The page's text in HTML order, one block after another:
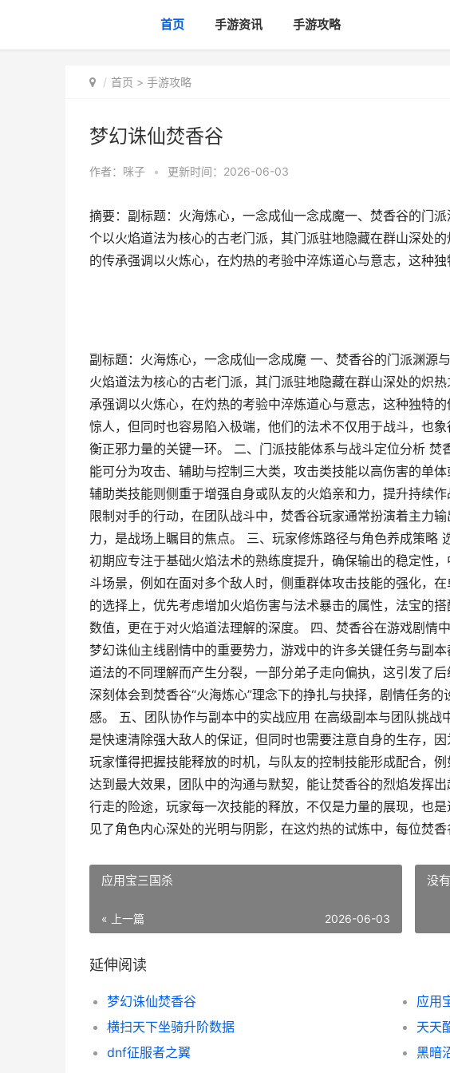
首页 手游资讯 手游攻略
首页 > 手游攻略
梦幻诛仙焚香谷
作者： 咪子 • 更新时间：2026-06-03
摘要：副标题：火海炼心，一念成仙一念成魔一、焚香谷的门
个以火焰道法为核心的古老门派，其门派驻地隐藏在群山深处
的传承强调以火炼心，在灼热的考验中淬炼道心与意志，这种
副标题：火海炼心，一念成仙一念成魔 一、焚香谷的门派渊源
火焰道法为核心的古老门派，其门派驻地隐藏在群山深处的炽
承强调以火炼心，在灼热的考验中淬炼道心与意志，这种独特
惊人，但同时也容易陷入极端，他们的法术不仅用于战斗，也
衡正邪力量的关键一环。 二、门派技能体系与战斗定位分析 焚
能可分为攻击、辅助与控制三大类，攻击类技能以高伤害的单
辅助类技能则侧重于增强自身或队友的火焰亲和力，提升持续
限制对手的行动，在团队战斗中，焚香谷玩家通常扮演着主力
力，是战场上瞩目的焦点。 三、玩家修炼路径与角色养成策略
初期应专注于基础火焰法术的熟练度提升，确保输出的稳定性
斗场景，例如在面对多个敌人时，侧重群体攻击技能的强化，
的选择上，优先考虑增加火焰伤害与法术暴击的属性，法宝的
数值，更在于对火焰道法理解的深度。 四、焚香谷在游戏剧情
梦幻诛仙主线剧情中的重要势力，游戏中的许多关键任务与副
道法的不同理解而产生分裂，一部分弟子走向偏执，这引发了
深刻体会到焚香谷“火海炼心”理念下的挣扎与抉择，剧情任务
感。 五、团队协作与副本中的实战应用 在高级副本与团队挑
是快速清除强大敌人的保证，但同时也需要注意自身的生存，
玩家懂得把握技能释放的时机，与队友的控制技能形成配合，
达到最大效果，团队中的沟通与默契，能让焚香谷的烈焰发挥
行走的险途，玩家每一次技能的释放，不仅是力量的展现，也
见了角色内心深处的光明与阴影，在这灼热的试炼中，每位焚香
应用宝三国杀
« 上一篇 2026-06-03
没有
延伸阅读
梦幻诛仙焚香谷
应用
横扫天下坐骑升阶数据
天天
dnf征服者之翼
黑暗